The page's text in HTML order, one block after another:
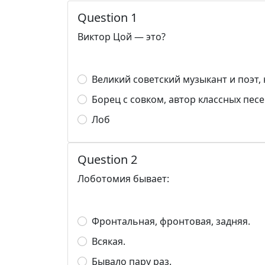
Question 1
Виктор Цой — это?
Великий советский музыкант и
Борец с совком, автор классных
Лоб
Question 2
Лоботомия бывает:
Фронтальная, фронтовая, задняя.
Всякая.
Бывало пару раз.